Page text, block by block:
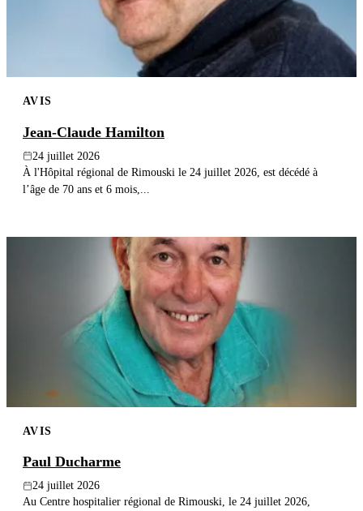
AVIS
Jean-Claude Hamilton
24 juillet 2026
À l'Hôpital régional de Rimouski le 24 juillet 2026, est décédé à
l’âge de 70 ans et 6 mois,...
AVIS
Paul Ducharme
24 juillet 2026
Au Centre hospitalier régional de Rimouski, le 24 juillet 2026,